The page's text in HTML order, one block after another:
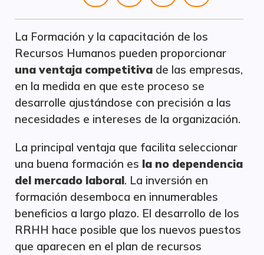
La Formación y la capacitación de los
Recursos Humanos pueden proporcionar
una ventaja competitiva de las empresas,
en la medida en que este proceso se
desarrolle ajustándose con precisión a las
necesidades e intereses de la organización.
La principal ventaja que facilita seleccionar
una buena formación es la no dependencia
del mercado laboral. La inversión en
formación desemboca en innumerables
beneficios a largo plazo. El desarrollo de los
RRHH hace posible que los nuevos puestos
que aparecen en el plan de recursos